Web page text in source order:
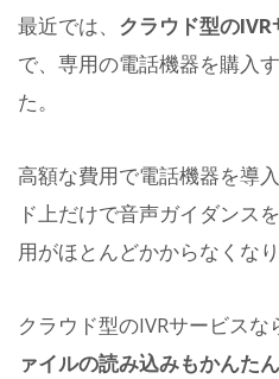
最近では、 クラウド型のIVR
で、専用の電話機器を購入
た。
高額な費用で電話機器を導
ド上だけで音声ガイダンス
用がほとんどかからなくなり
クラウド型のIVRサービスな
ァイルの読み込みもかんたん